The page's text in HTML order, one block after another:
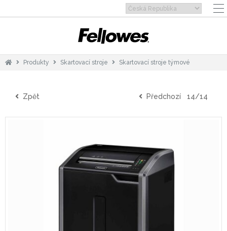
Produkty Skartovací stroje Skartovací stroje týmové
Zpět Předchozí 14/14